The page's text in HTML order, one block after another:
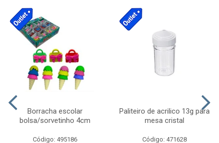
Borracha escolar
bolsa/sorvetinho 4cm
Código: 495186
Paliteiro de acrilico 13g para
mesa cristal
Código: 471628